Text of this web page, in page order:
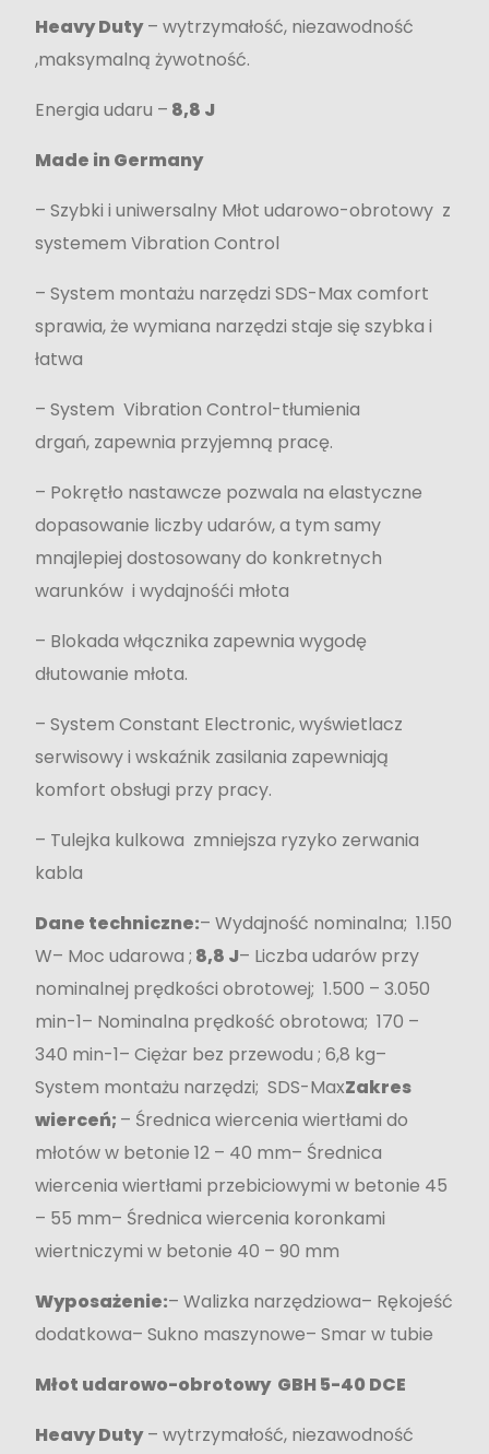
Heavy Duty– wytrzymałość, niezawodność
,maksymalną żywotność.
Energia udaru – 8,8 J
Made in Germany
– Szybki i uniwersalny Młot udarowo-obrotowy z
systemem Vibration Control
– System montażu narzędzi SDS-Max comfort
sprawia, że wymiana narzędzi staje się szybka i
łatwa
– System Vibration Control-tłumienia
drgań, zapewnia przyjemną pracę.
– Pokrętło nastawcze pozwala na elastyczne
dopasowanie liczby udarów, a tym samy
mnajlepiej dostosowany do konkretnych
warunków i wydajnośći młota
– Blokada włącznika zapewnia wygodę
dłutowanie młota.
– System Constant Electronic, wyświetlacz
serwisowy i wskaźnik zasilania zapewniają
komfort obsługi przy pracy.
– Tulejka kulkowa zmniejsza ryzyko zerwania
kabla
Dane techniczne:– Wydajność nominalna; 1.150
W– Moc udarowa ; 8,8 J– Liczba udarów przy
nominalnej prędkości obrotowej; 1.500 – 3.050
min-1– Nominalna prędkość obrotowa; 170 –
340 min-1– Ciężar bez przewodu ; 6,8 kg–
System montażu narzędzi; SDS-MaxZakres
wierceń; – Średnica wiercenia wiertłami do
młotów w betonie 12 – 40 mm– Średnica
wiercenia wiertłami przebiciowymi w betonie 45
– 55 mm– Średnica wiercenia koronkami
wiertniczymi w betonie 40 – 90 mm
Wyposażenie:– Walizka narzędziowa– Rękojeść
dodatkowa– Sukno maszynowe– Smar w tubie
Młot udarowo-obrotowy GBH 5-40 DCE
Heavy Duty– wytrzymałość, niezawodność